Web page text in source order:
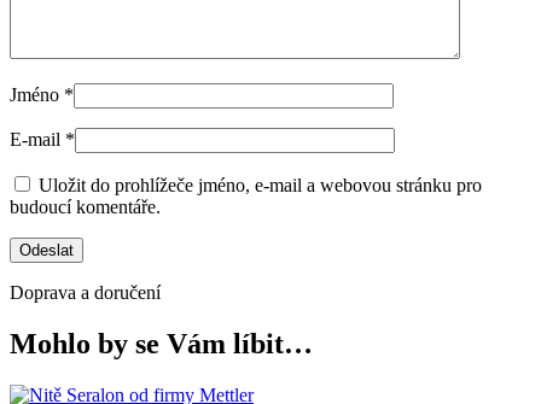
Jméno *
E-mail *
Uložit do prohlížeče jméno, e-mail a webovou stránku pro
budoucí komentáře.
Doprava a doručení
Mohlo by se Vám líbit…